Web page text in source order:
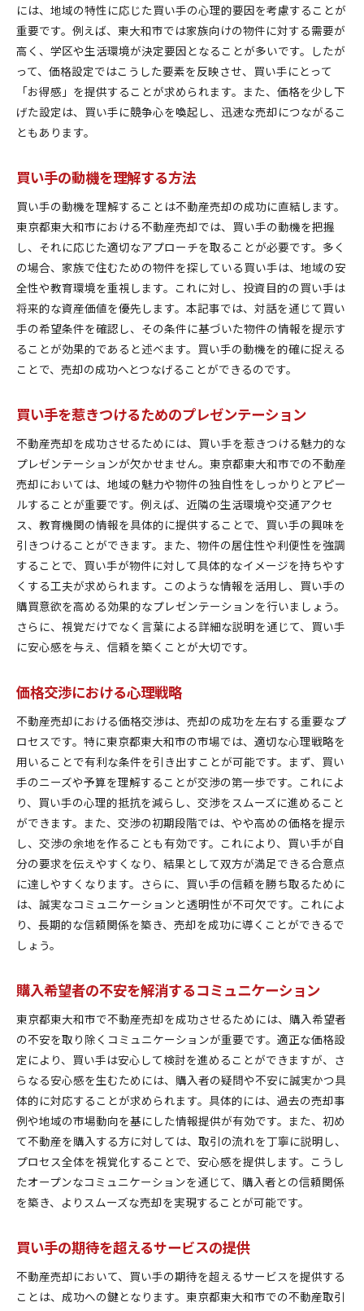
には、地域の特性に応じた買い手の心理的要因を考慮することが
重要です。例えば、東大和市では家族向けの物件に対する需要が
高く、学区や生活環境が決定要因となることが多いです。したが
って、価格設定ではこうした要素を反映させ、買い手にとって
「お得感」を提供することが求められます。また、価格を少し下
げた設定は、買い手に競争心を喚起し、迅速な売却につながるこ
ともあります。
買い手の動機を理解する方法
買い手の動機を理解することは不動産売却の成功に直結します。
東京都東大和市における不動産売却では、買い手の動機を把握
し、それに応じた適切なアプローチを取ることが必要です。多く
の場合、家族で住むための物件を探している買い手は、地域の安
全性や教育環境を重視します。これに対し、投資目的の買い手は
将来的な資産価値を優先します。本記事では、対話を通じて買い
手の希望条件を確認し、その条件に基づいた物件の情報を提示す
ることが効果的であると述べます。買い手の動機を的確に捉える
ことで、売却の成功へとつなげることができるのです。
買い手を惹きつけるためのプレゼンテーション
不動産売却を成功させるためには、買い手を惹きつける魅力的な
プレゼンテーションが欠かせません。東京都東大和市での不動産
売却においては、地域の魅力や物件の独自性をしっかりとアピー
ルすることが重要です。例えば、近隣の生活環境や交通アクセ
ス、教育機関の情報を具体的に提供することで、買い手の興味を
引きつけることができます。また、物件の居住性や利便性を強調
することで、買い手が物件に対して具体的なイメージを持ちやす
くする工夫が求められます。このような情報を活用し、買い手の
購買意欲を高める効果的なプレゼンテーションを行いましょう。
さらに、視覚だけでなく言葉による詳細な説明を通じて、買い手
に安心感を与え、信頼を築くことが大切です。
価格交渉における心理戦略
不動産売却における価格交渉は、売却の成功を左右する重要なプ
ロセスです。特に東京都東大和市の市場では、適切な心理戦略を
用いることで有利な条件を引き出すことが可能です。まず、買い
手のニーズや予算を理解することが交渉の第一歩です。これによ
り、買い手の心理的抵抗を減らし、交渉をスムーズに進めること
ができます。また、交渉の初期段階では、やや高めの価格を提示
し、交渉の余地を作ることも有効です。これにより、買い手が自
分の要求を伝えやすくなり、結果として双方が満足できる合意点
に達しやすくなります。さらに、買い手の信頼を勝ち取るために
は、誠実なコミュニケーションと透明性が不可欠です。これによ
り、長期的な信頼関係を築き、売却を成功に導くことができるで
しょう。
購入希望者の不安を解消するコミュニケーション
東京都東大和市で不動産売却を成功させるためには、購入希望者
の不安を取り除くコミュニケーションが重要です。適正な価格設
定により、買い手は安心して検討を進めることができますが、さ
らなる安心感を生むためには、購入者の疑問や不安に誠実かつ具
体的に対応することが求められます。具体的には、過去の売却事
例や地域の市場動向を基にした情報提供が有効です。また、初め
て不動産を購入する方に対しては、取引の流れを丁寧に説明し、
プロセス全体を視覚化することで、安心感を提供します。こうし
たオープンなコミュニケーションを通じて、購入者との信頼関係
を築き、よりスムーズな売却を実現することが可能です。
買い手の期待を超えるサービスの提供
不動産売却において、買い手の期待を超えるサービスを提供する
ことは、成功への鍵となります。東京都東大和市での不動産取引